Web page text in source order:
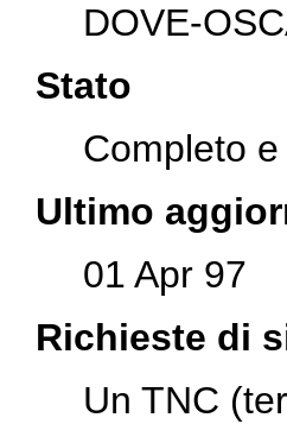
DOVE-
Stato
Completo
Ultimo
01 Apr 97
Richieste di
Un TNC